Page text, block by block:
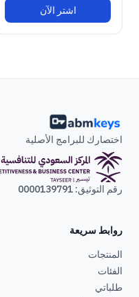
اشتر الآن
اختصارك للبرامج الأصلية
رقم التوثيق: 0000139791
روابط سريعة
المنتجات
الفئات
طلباتي